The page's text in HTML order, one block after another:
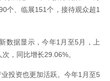
个、临展151个，接待观众超1
数据显示，今年1月至5月，上
，同比增长29.06%。
投资也更加活跃。今年1月至5